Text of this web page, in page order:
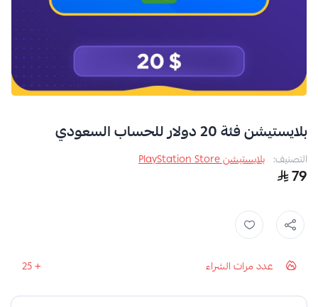
بلايستيشن فئة 20 دولار للحساب السعودي
التصنيف: بلايستيشن PlayStation Store
79
عدد مرات الشراء 25